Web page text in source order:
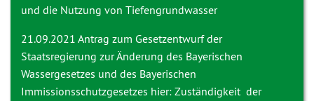
und die Nutzung von Tiefengrundwasser
21.09.2021 Antrag zum Gesetzentwurf der
Staatsregierung zur Änderung des Bayerischen
Wassergesetzes und des Bayerischen
Immissionsschutzgesetzes hier: Zuständigkeit der